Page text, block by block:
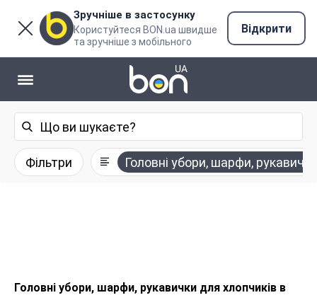
Зручніше в застосунку
Користуйтеся BON.ua швидше
та зручніше з мобільного
Відкрити
Фільтри Головні убори, шарфи, рукавички
Головні убори, шарфи, рукавички для хлопчиків в